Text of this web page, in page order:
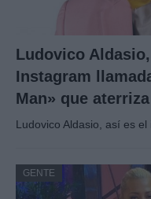
Ludovico
Instagram
Man» que
Ludovico Aldasio, así es
GENTE